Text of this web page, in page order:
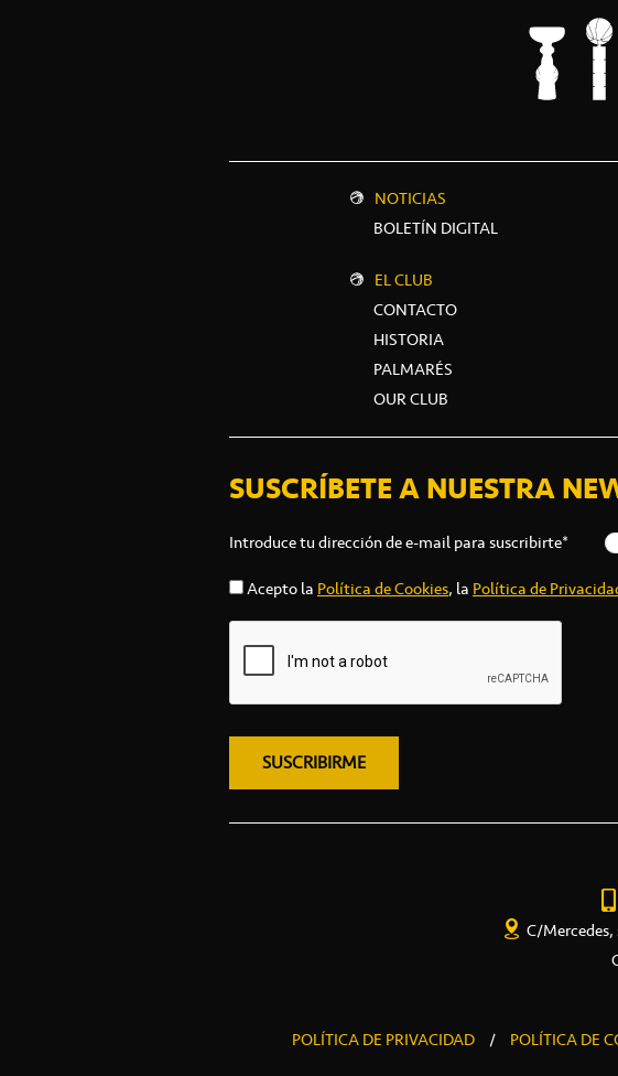
NOTICIAS
BOLETÍN DIGITAL
EL CLUB
CONTACTO
HISTORIA
PALMARÉS
OUR CLUB
SUSCRÍBETE A NUESTRA
Introduce tu dirección de e-mail para suscribirte*
Acepto la Política de Cookies, la Política de
C/
POLÍTICA DE PRIVACIDAD / POLÍTICA DE